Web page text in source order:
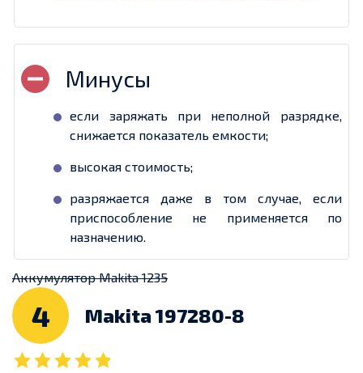
если заряжать при неполной разрядке,
снижается показатель емкости;
высокая стоимость;
разряжается даже в том случае, если
приспособление не применяется по
назначению.
Аккумулятор Makita 1235
4 Makita 197280-8